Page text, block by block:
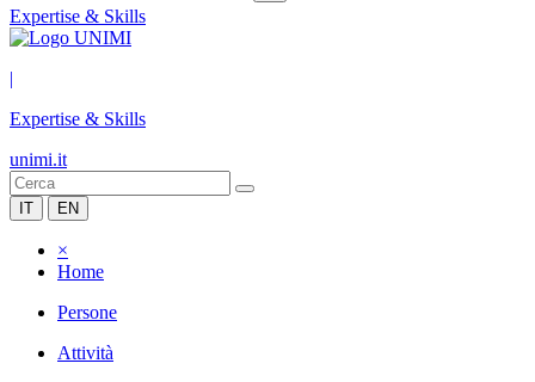
Expertise & Skills
|
Expertise & Skills
unimi.it
IT EN
×
Home
Persone
Attività